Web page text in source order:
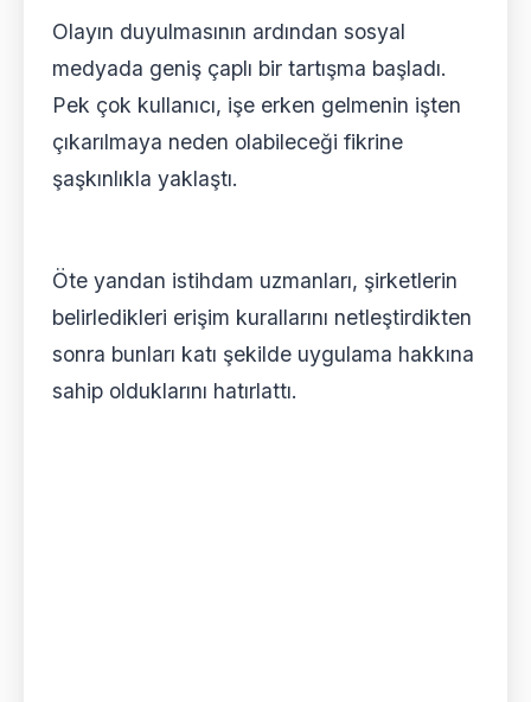
Olayın duyulmasının ardından sosyal
medyada geniş çaplı bir tartışma başladı.
Pek çok kullanıcı, işe erken gelmenin işten
çıkarılmaya neden olabileceği fikrine
şaşkınlıkla yaklaştı.
Öte yandan istihdam uzmanları, şirketlerin
belirledikleri erişim kurallarını netleştirdikten
sonra bunları katı şekilde uygulama hakkına
sahip olduklarını hatırlattı.